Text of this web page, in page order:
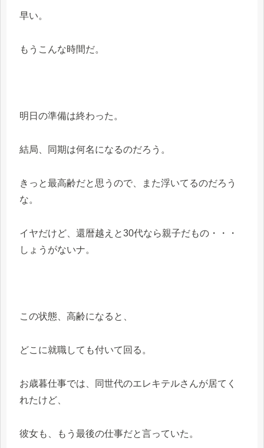
早い。
もうこんな時間だ。
明日の準備は終わった。
結局、同期は何名になるのだろう。
きっと最高齢だと思うので、また浮いてるのだろう
な。
イヤだけど、還暦越えと30代なら親子だもの・・・
しょうがないナ。
この状態、高齢になると、
どこに就職しても付いて回る。
お歳暮仕事では、同世代のエレキテルさんが居てく
れたけど、
彼女も、もう最後の仕事だと言っていた。